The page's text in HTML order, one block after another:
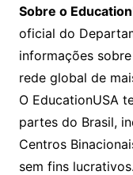
Sobre o
oficial do
informações
rede global de
O EducationUSA
partes do Brasil,
Centros
sem fins